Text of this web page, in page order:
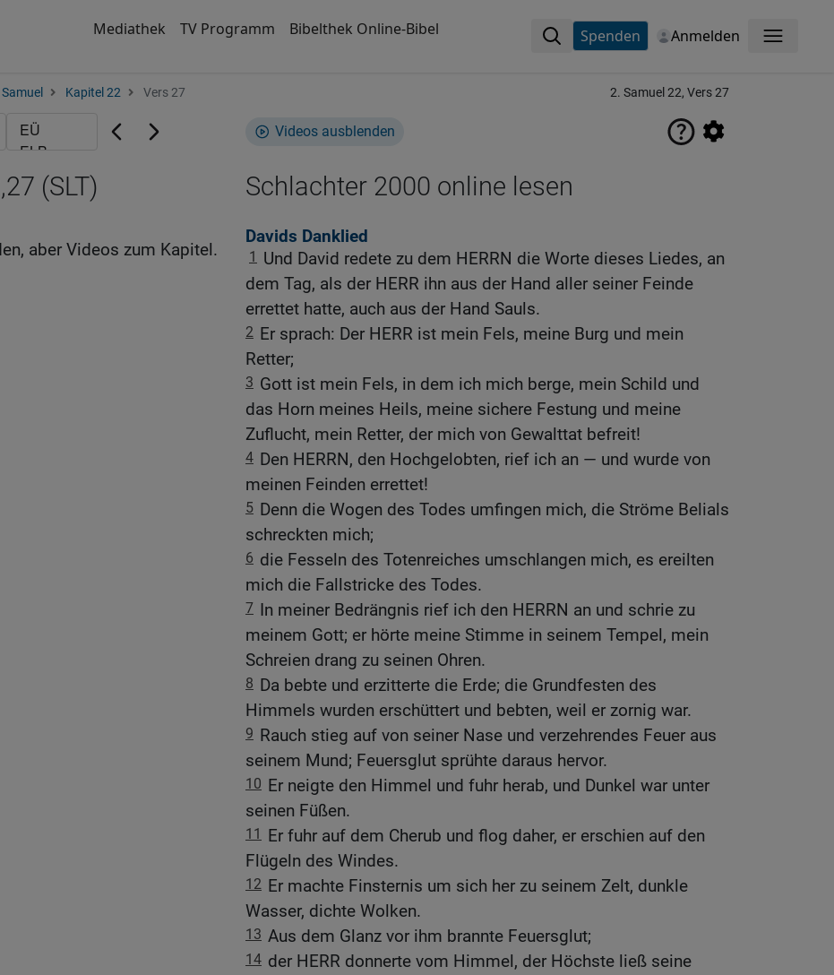
Mediathek TV Programm Bibelthek Online-Bibel Spenden Anmelden Menü
Kapitel 22 Vers 27 2. Samuel 22, Vers 27
Videos ausblenden
Schlachter 2000 online lesen
Davids Danklied
1
Und David redete zu dem HERRN die Worte dieses Liedes, an
dem Tag, als der HERR ihn aus der Hand aller seiner Feinde
errettet hatte, auch aus der Hand Sauls.
2 Er sprach: Der HERR ist mein Fels, meine Burg und mein
Retter;
3 Gott ist mein Fels, in dem ich mich berge, mein Schild und
das Horn meines Heils, meine sichere Festung und meine
Zuflucht, mein Retter, der mich von Gewalttat befreit!
4 Den HERRN, den Hochgelobten, rief ich an — und wurde von
meinen Feinden errettet!
5 Denn die Wogen des Todes umfingen mich, die Ströme Belials
schreckten mich;
6 die Fesseln des Totenreiches umschlangen mich, es ereilten
mich die Fallstricke des Todes.
7 In meiner Bedrängnis rief ich den HERRN an und schrie zu
meinem Gott; er hörte meine Stimme in seinem Tempel, mein
Schreien drang zu seinen Ohren.
8 Da bebte und erzitterte die Erde; die Grundfesten des
Himmels wurden erschüttert und bebten, weil er zornig war.
9 Rauch stieg auf von seiner Nase und verzehrendes Feuer aus
seinem Mund; Feuersglut sprühte daraus hervor.
10 Er neigte den Himmel und fuhr herab, und Dunkel war unter
seinen Füßen.
11
Er fuhr auf dem Cherub und flog daher, er erschien auf den
Flügeln des Windes.
12 Er machte Finsternis um sich her zu seinem Zelt, dunkle
Wasser, dichte Wolken.
13 Aus dem Glanz vor ihm brannte Feuersglut;
14 der HERR donnerte vom Himmel, der Höchste ließ seine
(SLT)
aber Videos zum Kapitel.